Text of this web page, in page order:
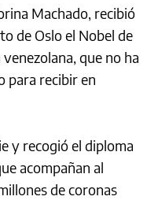
Machado, recibió
de Oslo el Nobel de
que no ha
para recibir en
y recogió el diploma
acompañan al
de coronas